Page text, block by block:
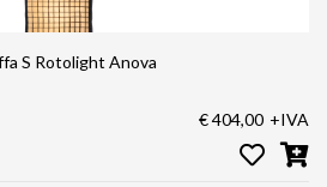
S Rotolight Anova
€ 404,00 +IVA